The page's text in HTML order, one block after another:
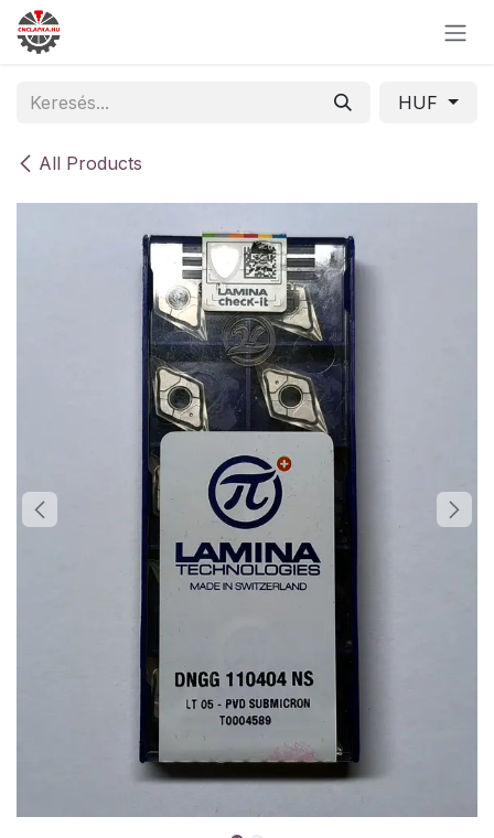
Skip to Content
All Products
HUF